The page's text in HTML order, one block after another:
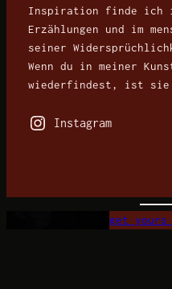
Inspiration finde ich
Erzählungen und im
seiner
Wenn du in meiner
wiederfindest, ist sie
Instagram
get yours